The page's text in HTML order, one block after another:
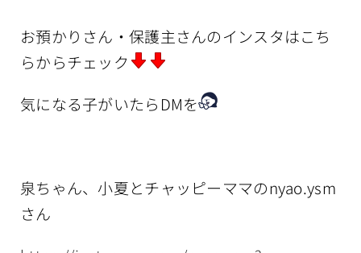
お預かりさん・保護主さんのインスタはこち
らからチェック
気になる子がいたらDMを
泉ちゃん、小夏とチャッピーママのnyao.ysm
さん